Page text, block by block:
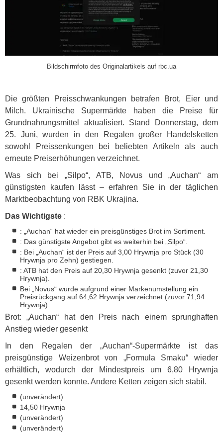
Bildschirmfoto des Originalartikels auf rbc.ua
Die größten Preisschwankungen betrafen Brot, Eier und
Milch. Ukrainische Supermärkte haben die Preise für
Grundnahrungsmittel aktualisiert. Stand Donnerstag, dem
25. Juni, wurden in den Regalen großer Handelsketten
sowohl Preissenkungen bei beliebten Artikeln als auch
erneute Preiserhöhungen verzeichnet.
Was sich bei „Silpo“, ATB, Novus und „Auchan“ am
günstigsten kaufen lässt – erfahren Sie in der täglichen
Marktbeobachtung von RBK Ukrajina.
Das Wichtigste :
: „Auchan“ hat wieder ein preisgünstiges Brot im Sortiment.
: Das günstigste Angebot gibt es weiterhin bei „Silpo“.
: Bei „Auchan“ ist der Preis auf 3,00 Hrywnja pro Stück (30
Hrywnja pro Zehn) gestiegen.
: ATB hat den Preis auf 20,30 Hrywnja gesenkt (zuvor 21,30
Hrywnja).
Bei „Novus“ wurde aufgrund einer Markenumstellung ein
Preisrückgang auf 64,62 Hrywnja verzeichnet (zuvor 71,94
Hrywnja).
Brot: „Auchan“ hat den Preis nach einem sprunghaften
Anstieg wieder gesenkt
In den Regalen der „Auchan“-Supermärkte ist das
preisgünstige Weizenbrot von „Formula Smaku“ wieder
erhältlich, wodurch der Mindestpreis um 6,80 Hrywnja
gesenkt werden konnte. Andere Ketten zeigen sich stabil.
(unverändert)
14,50 Hrywnja
(unverändert)
(unverändert)